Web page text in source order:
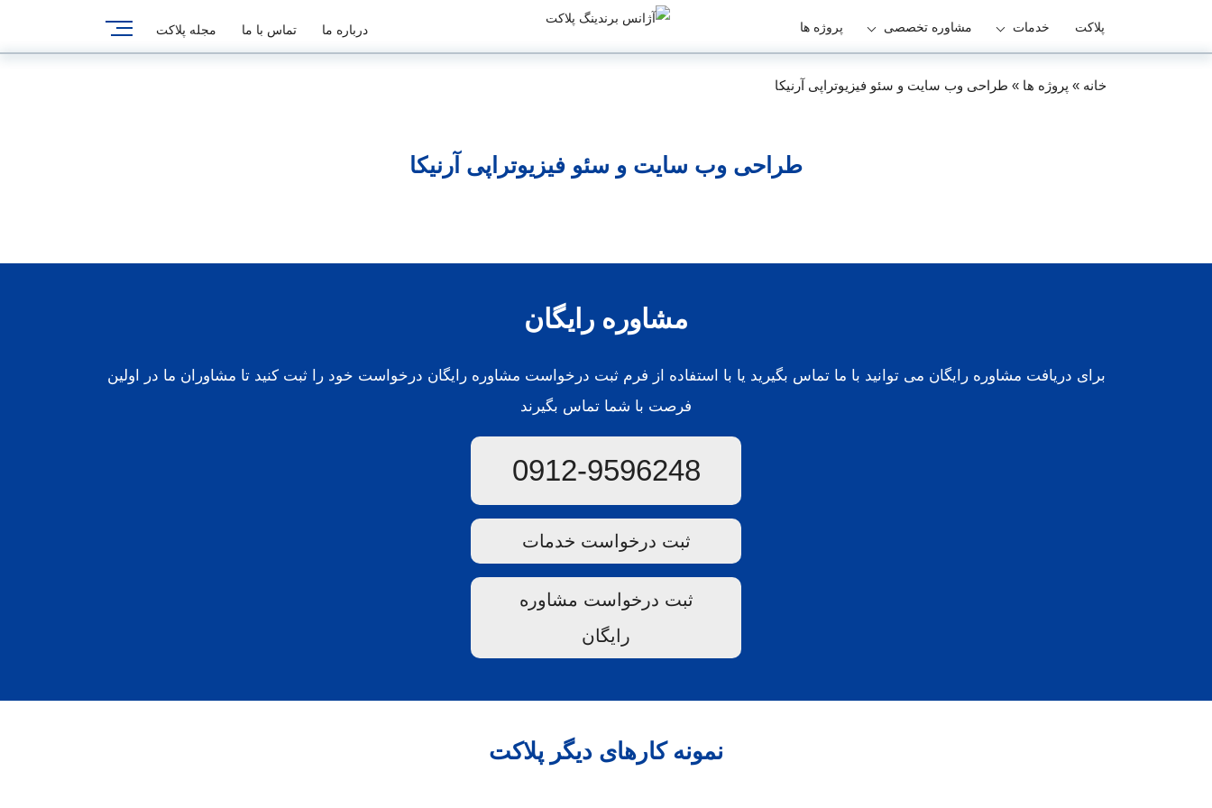
پلاکت خدمات مشاوره تخصصی پروژه ها درباره ما تماس با ما مجله پلاکت
خانه » پروژه ها » طراحی وب سایت و سئو فیزیوتراپی آرنیکا
طراحی وب سایت و سئو فیزیوتراپی آرنیکا
مشاوره رایگان
برای دریافت مشاوره رایگان می توانید با ما تماس بگیرید یا با استفاده از فرم ثبت درخواست مشاوره رایگان درخواست خود را ثبت کنید تا مشاوران ما در اولین
فرصت با شما تماس بگیرند
0912-9596248
ثبت درخواست خدمات
ثبت درخواست مشاوره
رایگان
نمونه کارهای دیگر پلاکت